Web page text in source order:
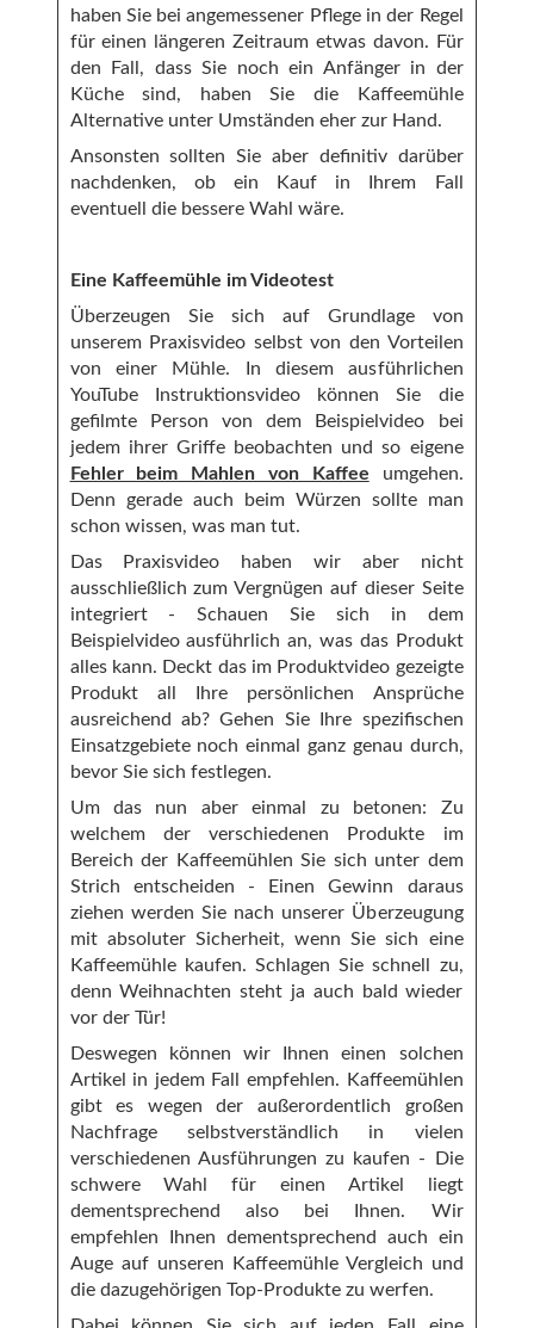
haben Sie bei angemessener Pflege in der Regel
für einen längeren Zeitraum etwas davon. Für
den Fall, dass Sie noch ein Anfänger in der
Küche sind, haben Sie die Kaffeemühle
Alternative unter Umständen eher zur Hand.
Ansonsten sollten Sie aber definitiv darüber
nachdenken, ob ein Kauf in Ihrem Fall
eventuell die bessere Wahl wäre.
Eine Kaffeemühle im Videotest
Überzeugen Sie sich auf Grundlage von
unserem Praxisvideo selbst von den Vorteilen
von einer Mühle. In diesem ausführlichen
YouTube Instruktionsvideo können Sie die
gefilmte Person von dem Beispielvideo bei
jedem ihrer Griffe beobachten und so eigene
Fehler beim Mahlen von Kaffee umgehen.
Denn gerade auch beim Würzen sollte man
schon wissen, was man tut.
Das Praxisvideo haben wir aber nicht
ausschließlich zum Vergnügen auf dieser Seite
integriert - Schauen Sie sich in dem
Beispielvideo ausführlich an, was das Produkt
alles kann. Deckt das im Produktvideo gezeigte
Produkt all Ihre persönlichen Ansprüche
ausreichend ab? Gehen Sie Ihre spezifischen
Einsatzgebiete noch einmal ganz genau durch,
bevor Sie sich festlegen.
Um das nun aber einmal zu betonen: Zu
welchem der verschiedenen Produkte im
Bereich der Kaffeemühlen Sie sich unter dem
Strich entscheiden - Einen Gewinn daraus
ziehen werden Sie nach unserer Überzeugung
mit absoluter Sicherheit, wenn Sie sich eine
Kaffeemühle kaufen. Schlagen Sie schnell zu,
denn Weihnachten steht ja auch bald wieder
vor der Tür!
Deswegen können wir Ihnen einen solchen
Artikel in jedem Fall empfehlen. Kaffeemühlen
gibt es wegen der außerordentlich großen
Nachfrage selbstverständlich in vielen
verschiedenen Ausführungen zu kaufen - Die
schwere Wahl für einen Artikel liegt
dementsprechend also bei Ihnen. Wir
empfehlen Ihnen dementsprechend auch ein
Auge auf unseren Kaffeemühle Vergleich und
die dazugehörigen Top-Produkte zu werfen.